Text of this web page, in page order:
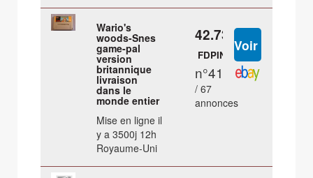
Wario's
woods-Snes
game-pal
version
britannique
livraison
dans le
monde entier
Mise en ligne il
y a 3500j 12h
Royaume-Uni
42.73 €
FDPIN
n°41
/ 67
annonces